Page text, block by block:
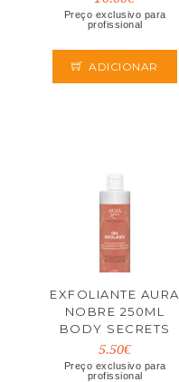
Preço exclusivo para
profissional
ADICIONAR
EXFOLIANTE AURA
NOBRE 250ML
BODY SECRETS
5.50€
Preço exclusivo para
profissional